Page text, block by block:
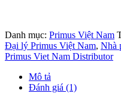
Danh mục: Primus Việt Nam
Đại lý Primus Việt Nam, Nhà
Primus Viet Nam Distributor
Mô tả
Đánh giá (1)